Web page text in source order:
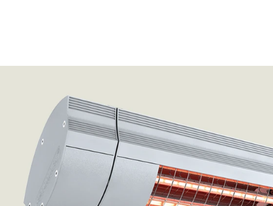
Ihr neuer Grund,
noch ein
bisschen länger